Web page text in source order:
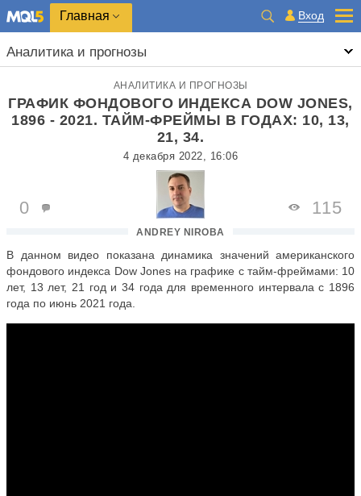
Главная Вход
Аналитика и прогнозы
АНАЛИТИКА И ПРОГНОЗЫ
ГРАФИК ФОНДОВОГО ИНДЕКСА DOW JONES,
1896 - 2021. ТАЙМ-ФРЕЙМЫ В ГОДАХ: 10, 13,
21, 34.
4 декабря 2022, 16:06
ANDREY NIROBA
0 115
В данном видео показана динамика значений американского
фондового индекса Dow Jones на графике с тайм-фреймами: 10
лет, 13 лет, 21 год и 34 года для временного интервала с 1896
года по июнь 2021 года.